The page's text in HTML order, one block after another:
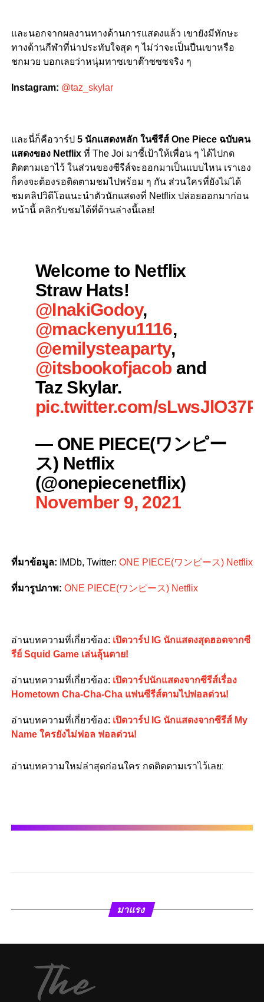
และนอกจากผลงานทางด้านการแสดงแล้ว เขายังมีทักษะ
ทางด้านกีฬาที่น่าประทับใจสุด ๆ ไม่ว่าจะเป็นปีนเขาหรือ
ชกมวย บอกเลยว่าหนุ่มทาซเขาต๊าซซซจริง ๆ
Instagram: @taz_skylar
และนี่ก็คือวาร์ป 5 นักแสดงหลัก ในซีรีส์ One Piece ฉบับคน
แสดงของ Netflixที่ The Joi มาชี้เป้าให้เพื่อน ๆ ได้ไปกด
ติดตามเอาไว้ ในส่วนของซีรีส์จะออกมาเป็นแบบไหน เราเอง
ก็คงจะต้องรอติดตามชมไปพร้อม ๆ กัน ส่วนใครที่ยังไม่ได้
ชมคลิปวิดีโอแนะนำตัวนักแสดงที่ Netflix ปล่อยออกมาก่อน
หน้านี้ คลิกรับชมได้ที่ด้านล่างนี้เลย!
Welcome to Netflix
Straw Hats!
@InakiGodoy,
@mackenyu1116,
@emilysteaparty,
@itsbookofjacob and
Taz Skylar.
pic.twitter.com/sLwsJlO37P
— ONE PIECE(ワンピー
ス) Netflix
(@onepiecenetflix)
November 9, 2021
ที่มาข้อมูล: IMDb, Twitter: ONE PIECE(ワンピース) Netflix
ที่มารูปภาพ: ONE PIECE(ワンピース) Netflix
อ่านบทความที่เกี่ยวข้อง: เปิดวาร์ป IG นักแสดงสุดฮอตจากซี
รีย์ Squid Game เล่นลุ้นตาย!
อ่านบทความที่เกี่ยวข้อง: เปิดวาร์ปนักแสดงจากซีรีส์เรื่อง
Hometown Cha-Cha-Cha แฟนซีรีส์ตามไปฟอลด่วน!
อ่านบทความที่เกี่ยวข้อง: เปิดวาร์ป IG นักแสดงจากซีรีส์ My
Name ใครยังไม่ฟอล ฟอลด่วน!
อ่านบทความใหม่ล่าสุดก่อนใคร กดติดตามเราไว้เลย:
มาแรง